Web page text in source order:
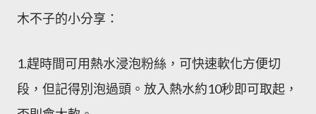
木不子的小分享：
1.趕時間可用熱水浸泡粉絲，可快速軟化方便切
段，但記得別泡過頭。放入熱水約10秒即可取起，